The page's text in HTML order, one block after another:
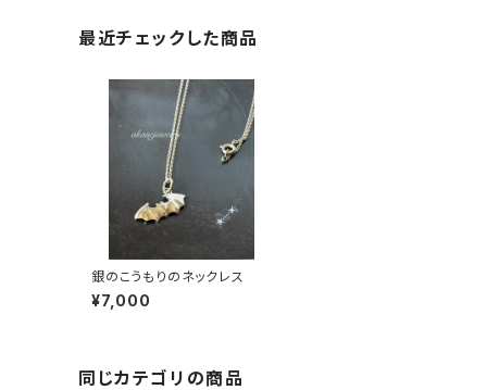
最近チェックした商品
銀のこうもりのネックレス
¥7,000
同じカテゴリの商品